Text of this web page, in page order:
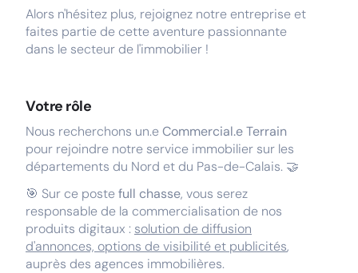
Alors n'hésitez plus, rejoignez notre entreprise et
faites partie de cette aventure passionnante
dans le secteur de l'immobilier !
Votre rôle
Nous recherchons un.eCommercial.e Terrain
pour rejoindre notre service immobilier sur les
départements du Nord et du Pas-de-Calais. 🤝
🎯 Sur ce postefull chasse, vous serez
responsable de la commercialisation de nos
produits digitaux : solution de diffusion
d'annonces, options de visibilité et publicités,
auprès des agences immobilières.